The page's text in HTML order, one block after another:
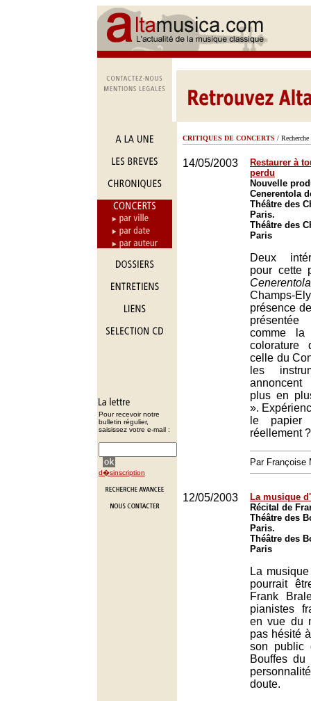
Pour recevoir notre
bulletin régulier,
saisissez votre e-mail :
d�sinscription
CRITIQUES DE CONCERTS / Recherche
14/05/2003
Restaurer à
perdu
Nouvelle
Cenerentola
Théâtre des
Paris.
Théâtre des
Paris
Deux
pour cette
Cenerentola
présence
comme la
colorature
celle du
les
plus en
».
le
réellement ?
Par Françoise
12/05/2003
La musique
Récital de
Théâtre des
Paris.
Théâtre des
Paris
La
pourrait
Frank
pianistes
en vue du
pas hésité
son public
Bouffes du
doute.